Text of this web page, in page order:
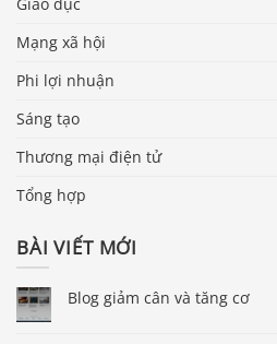
Mạng xã hội
Phi lợi nhuận
Sáng tạo
Thương mại điện tử
Tổng hợp
BÀI VIẾT MỚI
Blog giảm cân và tăng cơ